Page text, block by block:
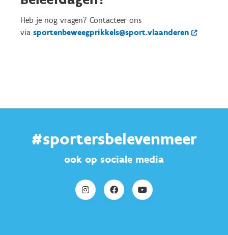
Heb je nog vragen? Contacteer ons
via sportenbeweegprikkels@sport.vlaanderen
#sportersbelevenmeer
ook op sociale media